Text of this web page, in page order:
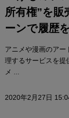
所有権”を
ーンで履歴
アニメや漫画のアー
理するサービスを提
メ ...
2020年2月27日